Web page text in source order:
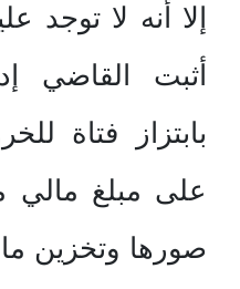
إلا أنه لا توجد
أثبت القاضي
بابتزاز فتاة
على مبلغ مالي
صورها وتخزين